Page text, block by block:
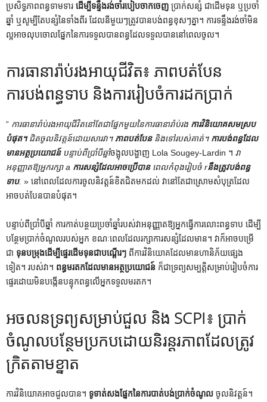
ប្រសិទ្ធភាព​ពន្ធ​ទាមទារ ដើម្បីទន្ទឹងរង់ចាំរបៀបចាកចេញ ប្រាក់សន្សំ ជាដើមទុន ឬប្រចាំ
ឆ្នាំ ឬសូម្បីតែបន្សំនៃទាំងពីរ ដែលនីមួយៗត្រូវបានបង់ពន្ធខុសៗគ្នា។ ការទន្ទឹងរង់ចាំមិន
ល្អអាចលុបចោលផ្នែកនៃការទទួលបានពន្ធដែលទទួលបាននៅពេលចូល។
ការធានារ៉ាប់រងអាយុជីវិត៖ ភាពបត់បែន
ការបង់ពន្ធទាប និងការរៀបចំការដកប្រាក់
“ ការធានារ៉ាប់រងអាយុជីវិតនៅតែជាផ្នែកមួយនៃការធានារ៉ាប់រង ការវិនិយោគសមស្រប
បំផុត។ជិតចូលនិវត្តន៍ដោយសារវា។ភាពបត់បែន និងទៅរបស់គាត់។ ការបង់ពន្ធដែល
មានអត្ថប្រយោជន៍បន្ទាប់ពីប្រាំបីឆ្នាំចង្អុលបង្ហាញ Lola Sougey-Lardin ។ វា
អនុញ្ញាតឱ្យអ្នករក្សា a ការសន្សំដែលអាចប្រើបានពេលកំពុងរៀបចំ rនឹងត្រូវបង់ពន្ធ
ទាប. » នៅពេលដែលការចូលនិវត្តន៍ខិតជិតមកដល់ វានៅតែជាស្រោមសំបុត្រដែល
អាចបត់បែនបានបំផុត។
បន្ទាប់ពីប្រាំបីឆ្នាំ ការកាត់បន្ថយប្រចាំឆ្នាំរបស់វាអនុញ្ញាតឱ្យអ្នកធ្វើការលោះពន្ធទាប ដើម្បី
បន្ថែមប្រាក់ចំណូលរបស់អ្នក ខណៈពេលដែលរក្សាការសន្សំដែលមាន។ វាក៏អាចបម្រើ
ជា ទុនបម្រុងដើម្បីផ្ទេរដើមទុនជាបណ្តើរៗ ពីការវិនិយោគដែលមានហានិភ័យផ្សេង
ទៀត។ របស់វា។ ពន្ធមរតកដែលមានអត្ថប្រយោជន៍ ក៏ជាទ្រព្យសម្បត្តិសម្រាប់រៀបចំការ
ផ្ទេរដោយមិនបង្កើនបន្ទុកពន្ធលើអ្នកទទួលមរតក។
អចលនទ្រព្យសម្រាប់ជួល និង SCPI៖ ប្រាក់
ចំណូលបន្ថែមប្រកបដោយនិរន្តរភាពដែលត្រូវ
ក្រិតតាមខ្នាត
ការវិនិយោគអាចជួលបាន។ ទូទាត់សងផ្នែកនៃការបាត់បង់ប្រាក់ចំណូល ចូលនិវត្តន៍។